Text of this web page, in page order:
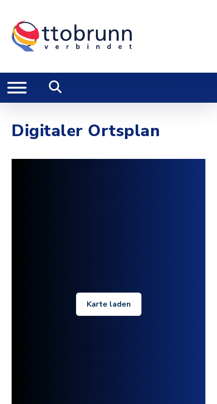
Digitaler Ortsplan
Karte laden